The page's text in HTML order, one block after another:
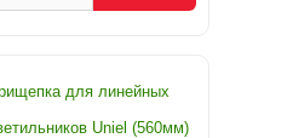
для линейных
Uniel (560мм)